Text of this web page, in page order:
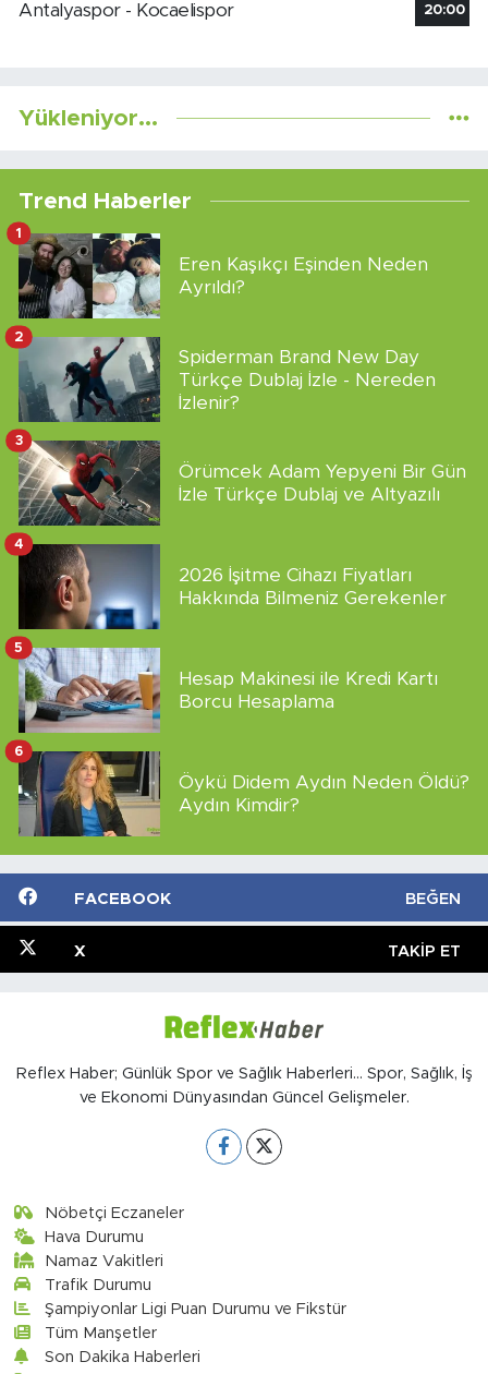
Antalyaspor - Kocaelispor 20:00
Yükleniyor...
Trend Haberler
Eren Kaşıkçı Eşinden Neden
Ayrıldı?
1
Spiderman Brand New Day
Türkçe Dublaj İzle - Nereden
İzlenir?
2
Örümcek Adam Yepyeni Bir Gün
İzle Türkçe Dublaj ve Altyazılı
3
2026 İşitme Cihazı Fiyatları
Hakkında Bilmeniz Gerekenler
4
Hesap Makinesi ile Kredi Kartı
Borcu Hesaplama
5
Öykü Didem Aydın Neden Öldü?
Aydın Kimdir?
6
FACEBOOK BEĞEN
X TAKIP ET
Reflex Haber; Günlük Spor ve Sağlık Haberleri... Spor, Sağlık, İş
ve Ekonomi Dünyasından Güncel Gelişmeler.
Nöbetçi Eczaneler
Hava Durumu
Namaz Vakitleri
Trafik Durumu
Şampiyonlar Ligi Puan Durumu ve Fikstür
Tüm Manşetler
Son Dakika Haberleri